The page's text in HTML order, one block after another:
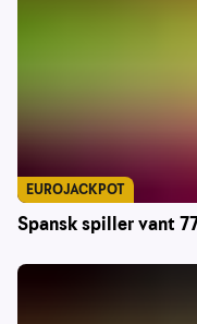
Spansk spiller vant
EUROJACKPOT